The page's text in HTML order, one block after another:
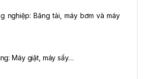
nghiệp: Băng tải, máy bơm và máy
Máy giặt, máy sấy…